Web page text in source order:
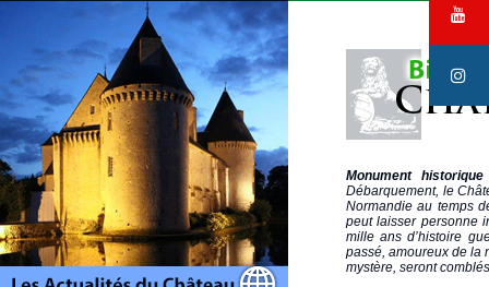
Monument
Débarquement, le
Normandie au temps
peut laisser personne
mille ans d’histoire
passé, amoureux de la
mystère, seront